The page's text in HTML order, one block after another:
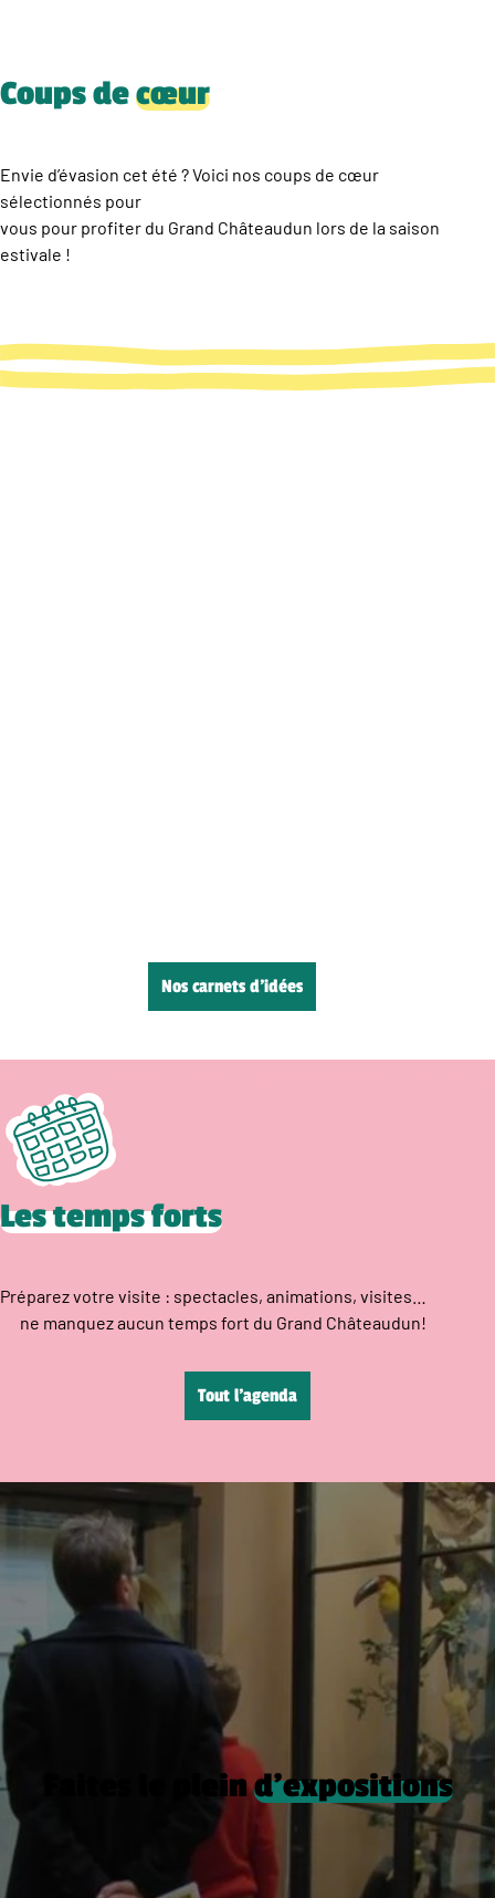
Coups decœur
Envie d’évasion cet été ? Voici nos coups de cœur
sélectionnés pour
vous pour profiter du Grand Châteaudun lors de la saison
estivale !
Nos carnets d’idées
Les temps forts
Préparez votre visite : spectacles, animations, visites…
ne manquez aucun temps fort du Grand Châteaudun!
Tout l’agenda
Faites le pleind’expositions